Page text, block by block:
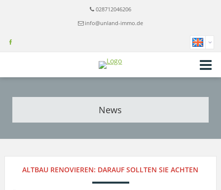
028712046206
info@unland-immo.de
News
ALTBAU RENOVIEREN: DARAUF SOLLTEN SIE ACHTEN